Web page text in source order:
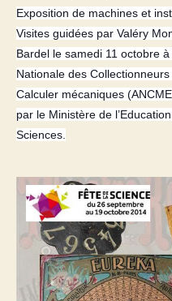
Exposition de machines et
Visites guidées par Valéry
Bardel le samedi 11 octobre
Nationale des
Calculer mécaniques
par le Ministère de
Sciences.